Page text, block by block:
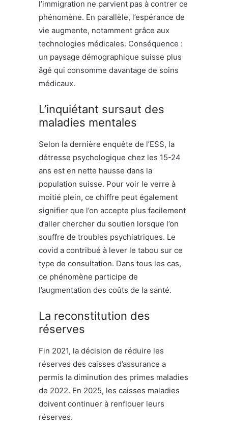
l’immigration ne parvient pas à contrer ce
phénomène. En parallèle, l’espérance de
vie augmente, notamment grâce aux
technologies médicales. Conséquence :
un paysage démographique suisse plus
âgé qui consomme davantage de soins
médicaux.
L’inquiétant sursaut des
maladies mentales
Selon la dernière enquête de l’ESS, la
détresse psychologique chez les 15-24
ans est en nette hausse dans la
population suisse. Pour voir le verre à
moitié plein, ce chiffre peut également
signifier que l’on accepte plus facilement
d’aller chercher du soutien lorsque l’on
souffre de troubles psychiatriques. Le
covid a contribué à lever le tabou sur ce
type de consultation. Dans tous les cas,
ce phénomène participe de
l’augmentation des coûts de la santé.
La reconstitution des
réserves
Fin 2021, la décision de réduire les
réserves des caisses d’assurance a
permis la diminution des primes maladies
de 2022. En 2025, les caisses maladies
doivent continuer à renflouer leurs
réserves.